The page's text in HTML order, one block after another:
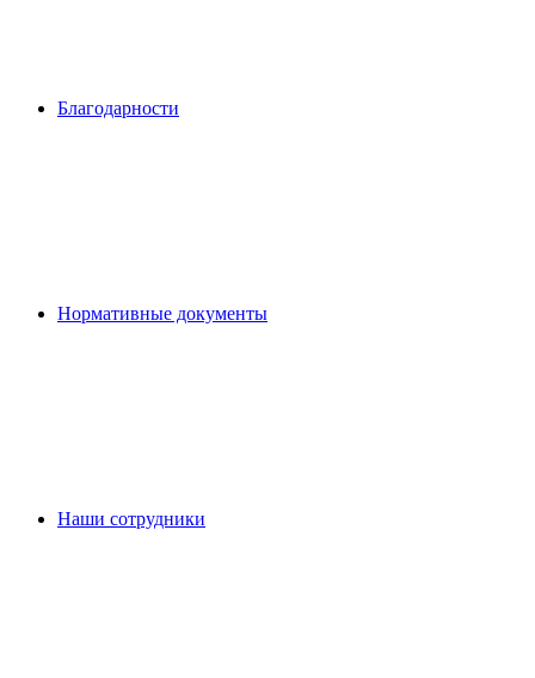
Благодарности
Нормативные документы
Наши сотрудники